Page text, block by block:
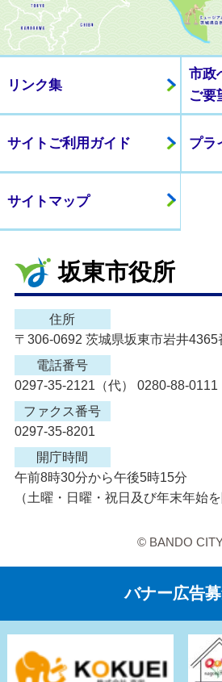
リンク集
市政
ご要
サイトご利用ガイド プラ
サイトマップ
坂東市役所
住所
〒306-0692 茨城県坂東市岩井4365
電話番号
0297-35-2121（代） 0280-88-0111
ファクス番号
0297-35-8201
開庁時間
午前8時30分から午後5時15分
（土曜・日曜・祝日及び年末年始を
© BANDO
バナー広告